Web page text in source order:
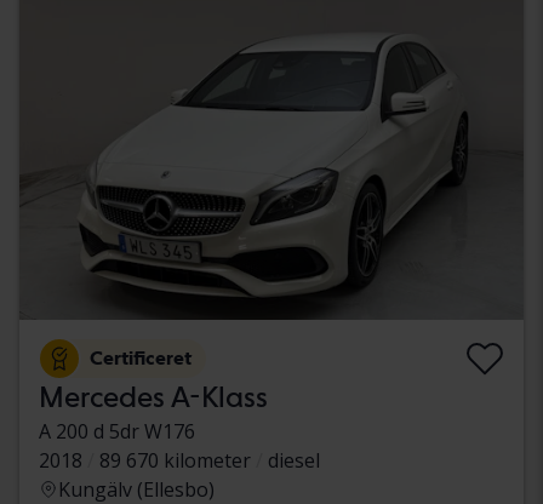
Certificeret
Mercedes A-Klass
A 200 d 5dr W176
2018
89 670 kilometer
diesel
Kungälv (Ellesbo)